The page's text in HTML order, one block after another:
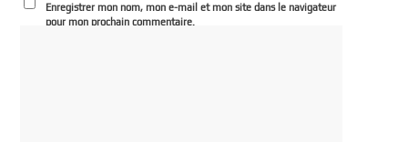
Enregistrer mon nom, mon e-mail et mon site dans le navigateur
pour mon prochain commentaire.